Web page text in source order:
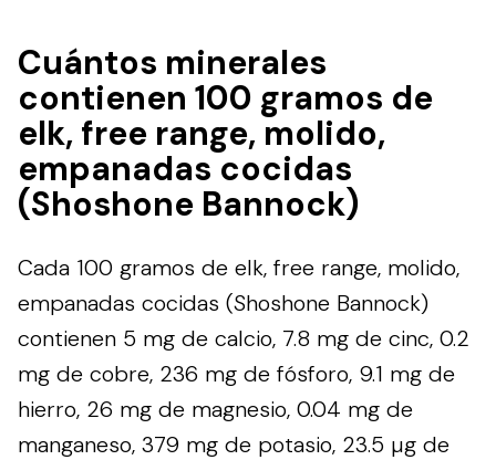
Cuántos minerales
contienen 100 gramos de
elk, free range, molido,
empanadas cocidas
(Shoshone Bannock)
Cada 100 gramos de elk, free range, molido,
empanadas cocidas (Shoshone Bannock)
contienen 5 mg de calcio, 7.8 mg de cinc, 0.2
mg de cobre, 236 mg de fósforo, 9.1 mg de
hierro, 26 mg de magnesio, 0.04 mg de
manganeso, 379 mg de potasio, 23.5 µg de